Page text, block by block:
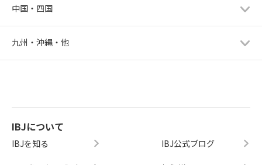
中国・四国
九州・沖縄・他
IBJについて
IBJを知る IBJ公式ブログ